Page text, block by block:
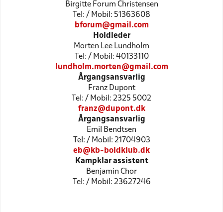
Birgitte Forum Christensen
Tel: / Mobil: 51363608
bforum@gmail.com
Holdleder
Morten Lee Lundholm
Tel: / Mobil: 40133110
lundholm.morten@gmail.com
Årgangsansvarlig
Franz Dupont
Tel: / Mobil: 2325 5002
franz@dupont.dk
Årgangsansvarlig
Emil Bendtsen
Tel: / Mobil: 21704903
eb@kb-boldklub.dk
Kampklar assistent
Benjamin Chor
Tel: / Mobil: 23627246